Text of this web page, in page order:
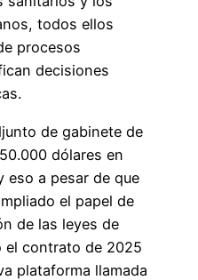
todos ellos
procesos
decisiones
de gabinete de
dólares en
eso a pesar de que
el papel de
de las leyes de
contrato de 2025
plataforma llamada